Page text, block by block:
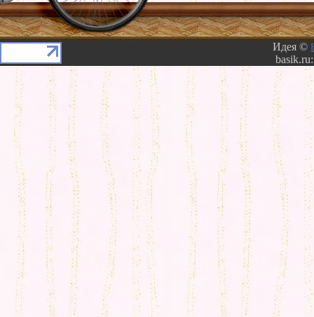
Идея ©